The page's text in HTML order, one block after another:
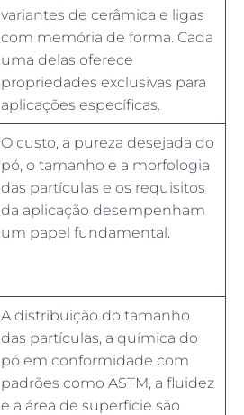
variantes de cerâmica e ligas
com memória de forma. Cada
uma delas oferece
propriedades exclusivas para
aplicações específicas.
O custo, a pureza desejada do
pó, o tamanho e a morfologia
das partículas e os requisitos
da aplicação desempenham
um papel fundamental.
A distribuição do tamanho
das partículas, a química do
pó em conformidade com
padrões como ASTM, a fluidez
e a área de superfície são